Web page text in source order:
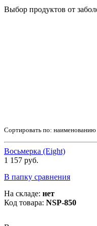
Выбор продуктов от
Сортировать по: наименованию
Восьмерка (Eight)
1 157 руб.
В папку сравнения
На складе: нет
Код товара: NSP-850